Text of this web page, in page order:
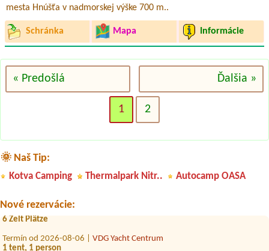
mesta Hnúšťa v nadmorskej výške 700 m..
Schránka Mapa Informácie
« Predošlá Ďalšia »
1 2
🌞 Naš Tip:
Kotva Camping Thermalpark Nitr.. Autocamp OASA
Nové rezervácie:
Termín od 2026-08-26 |
1 namiot,2 osoby,auto,
Termín od 2026-08-07 |Camping*** Nitrianske Rudno
Termín od 2026-08-09 |
6 Zelt Plätze
Termín od 2026-08-06 | VDG Yacht Centrum
1 tent, 1 person